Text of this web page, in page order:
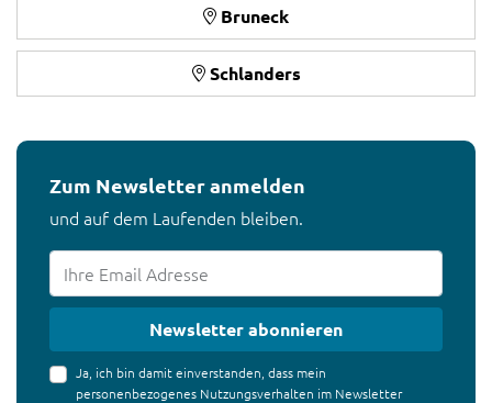
Bruneck
Schlanders
Zum Newsletter anmelden
und auf dem Laufenden bleiben.
Newsletter abonnieren
Ja, ich bin damit einverstanden, dass mein
personenbezogenes Nutzungsverhalten im Newsletter